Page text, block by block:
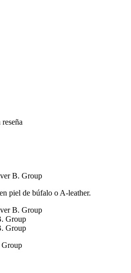
piel de búfalo o A-leather.